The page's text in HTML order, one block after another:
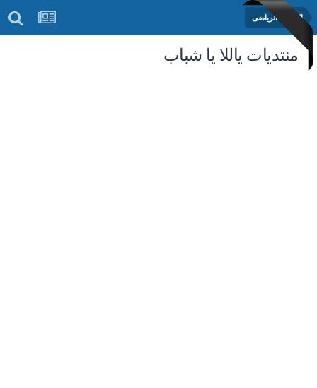
المنتدى الرياضى
منتديات ياللا يا شباب